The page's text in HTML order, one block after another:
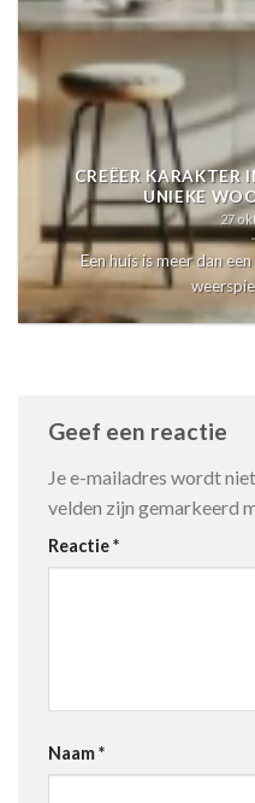
CREËER KARAKTER
UNIEKE
27
Een huis is meer dan
Geef een reactie
Je e-mailadres wordt
velden zijn gemarkeerd
Reactie*
Naam*